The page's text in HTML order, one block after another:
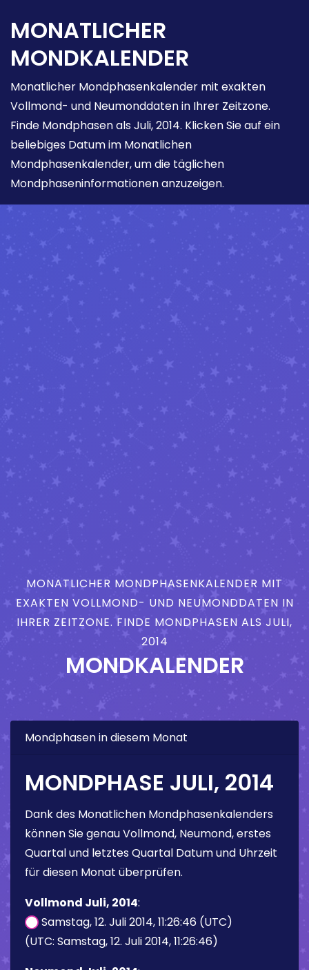
MONATLICHER
MONDKALENDER
Monatlicher Mondphasenkalender mit exakten
Vollmond- und Neumonddaten in Ihrer Zeitzone.
Finde Mondphasen als Juli, 2014. Klicken Sie auf ein
beliebiges Datum im Monatlichen
Mondphasenkalender, um die täglichen
Mondphaseninformationen anzuzeigen.
MONATLICHER MONDPHASENKALENDER MIT
EXAKTEN VOLLMOND- UND NEUMONDDATEN IN
IHRER ZEITZONE. FINDE MONDPHASEN ALS JULI,
2014
MONDKALENDER
Mondphasen in diesem Monat
MONDPHASE JULI, 2014
Dank des Monatlichen Mondphasenkalenders
können Sie genau Vollmond, Neumond, erstes
Quartal und letztes Quartal Datum und Uhrzeit
für diesen Monat überprüfen.
Vollmond Juli, 2014:
Samstag, 12. Juli 2014, 11:26:46 (UTC)
(UTC: Samstag, 12. Juli 2014, 11:26:46)